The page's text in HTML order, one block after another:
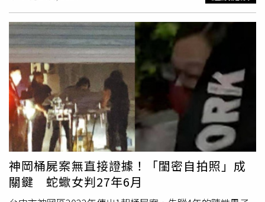
括花蓮市富凱大飯店、統帥大樓、吉安鄉自強路一處兩層樓
的廢棄工廠，還因此波及到附近的倉庫和牛排店鐵皮屋，而
在壽豐鄉鹽寮村也有一棟民宅倒塌，所幸4棟建築物，除了
富凱大飯店之外，其餘3棟都是在3日地震後，評估結構受
損，被貼上紅單的危樓，因此都無人居住，並未釀成傷亡。
花蓮縣府建設處長鄧子榆也表示，富凱大飯店位於中山路商
圈，周圍地勢狹小，且道路狹窄，與之前的天王星大樓不
同，進出相當困難，因此拆除難度較大，在經過填土、設置
消波塊，並搭建鋼梁支撐後，預計將在2周內完成拆除工
作。而今晚的拆除作業將使用全台僅有的2台長度達42英呎
的大鋼牙進行，駕駛邱志杰也表示，由於拆樓機並未架設攝
影機，因此本次拆除作業，全程都只能靠眼睛目測，還要小
心機械手臂的移動，避免翻車意外，因此駕駛困難度極高，
目前全台能駕駛拆樓機的人並不多，光他們團隊就只有6人
神岡桶屍案無直接證據！「閨密自拍照」成
關鍵 蛇蠍女判27年6月